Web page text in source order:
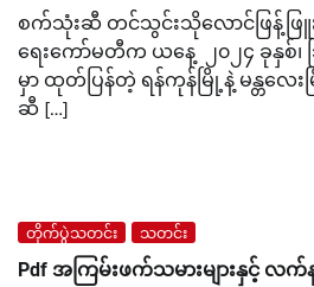
စက်သုံးဆီ တင်သွင်းသိုလောင်ဖြန့်ဖြူး
ရေးကော်မတီက ယနေ့ ၂၀၂၄ ခုနှစ်
မှာ ထုတ်ပြန်တဲ့ ရန်ကုန်မြို့နဲ့ မန္တလေ
ဆီ […]
တိုက်ပွဲသတင်း သတင်း
Pdf အကြမ်းဖက်သမားများနှင့် လက်